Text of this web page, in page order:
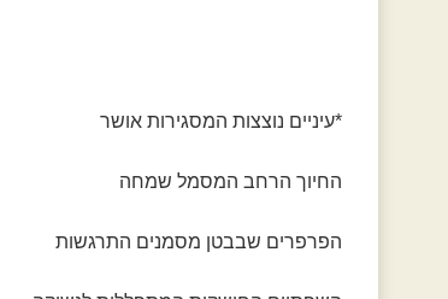
*עיניים נוצצות המסגירות אושר
החיוך הרחב המסמל שמחה
הפרפרים שבבטן מסמנים התרגשות